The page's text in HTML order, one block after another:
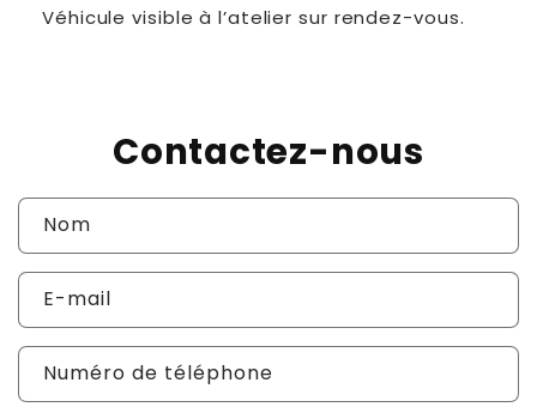
Véhicule visible à l’atelier sur rendez-vous.
Contactez-nous
Nom
E-mail
Numéro de téléphone